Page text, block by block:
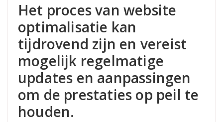
Het proces van website
optimalisatie kan
tijdrovend zijn en vereist
mogelijk regelmatige
updates en aanpassingen
om de prestaties op peil te
houden.